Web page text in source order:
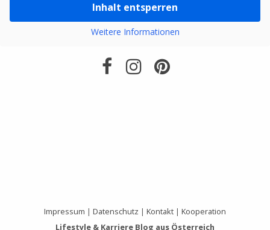
Inhalt entsperren
Weitere Informationen
Impressum | Datenschutz | Kontakt | Kooperation
Lifestyle & Karriere Blog aus Österreich